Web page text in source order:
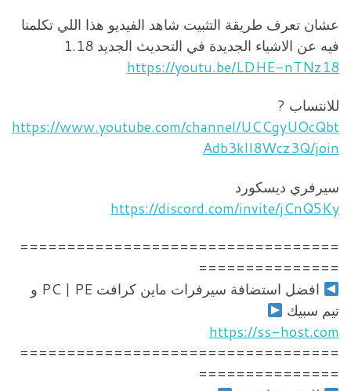
عشان تعرف طريقة التثبيت شاهد الفيديو هذا اللي تكلمنا
فيه عن الاشياء الجديدة في التحديث الجديد 1.18
https://youtu.be/LDHE-nTNz18
للانتساب ?
https://www.youtube.com/channel/UCCgyUOcQbt
Adb3klI8Wcz3Q/join
سيرفري ديسكورد
https://discord.com/invite/jCnQ5Ky
==================================
===============
افضل استضافة سيرفرات ماين كرافت PC | PE و
تيم سبيك
https://ss-host.com
==================================
===============